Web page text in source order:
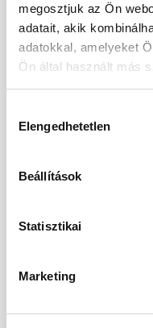
megosztjuk az Ön
adatait, akik
adatokkal, amelyeket
Ön által használt más
kiválasztása
Elengedhetetlen
Beállítások
Statisztikai
Marketing
Az édes
összetevői
Őrölt füstölt
lezárt
glutént,